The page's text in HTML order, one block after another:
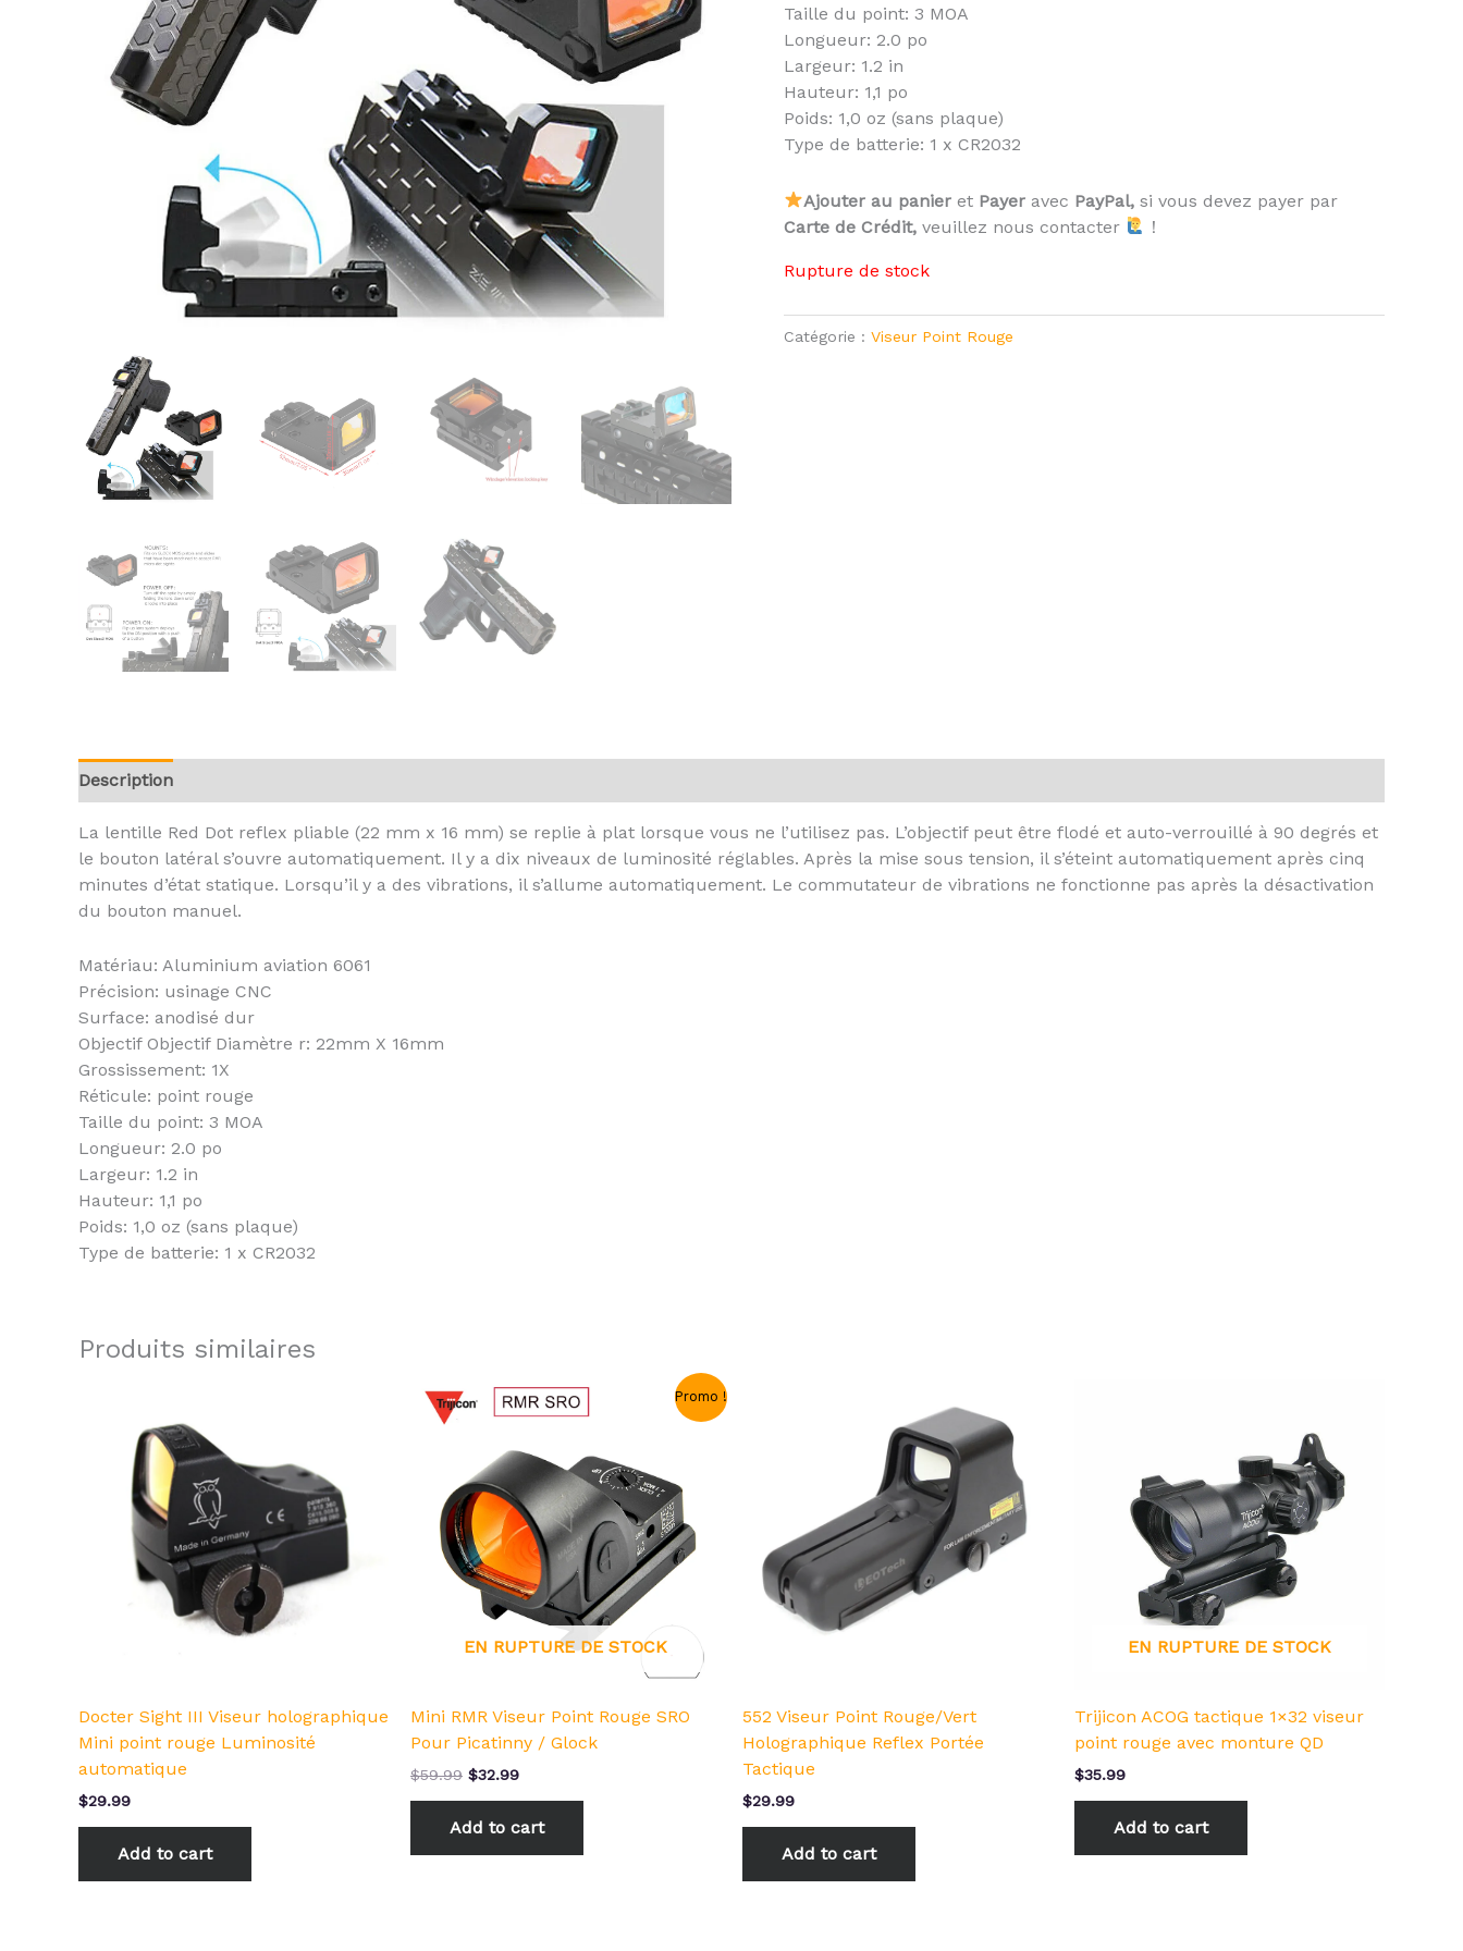
Taille du point: 3 MOA
Longueur: 2.0 po
Largeur: 1.2 in
Hauteur: 1,1 po
Poids: 1,0 oz (sans plaque)
Type de batterie: 1 x CR2032
Ajouter au panier et Payer avec PayPal,si vous devez payer par
Carte de Crédit, veuillez nous contacter ！
Rupture de stock
Catégorie : Viseur Point Rouge
Description
La lentille Red Dot reflex pliable (22 mm x 16 mm) se replie à plat lorsque vous ne l’utilisez pas. L’objectif peut être flodé et auto-verrouillé à 90 degrés et
le bouton latéral s’ouvre automatiquement. Il y a dix niveaux de luminosité réglables. Après la mise sous tension, il s’éteint automatiquement après cinq
minutes d’état statique. Lorsqu’il y a des vibrations, il s’allume automatiquement. Le commutateur de vibrations ne fonctionne pas après la désactivation
du bouton manuel.
Matériau: Aluminium aviation 6061
Précision: usinage CNC
Surface: anodisé dur
Objectif Objectif Diamètre r: 22mm X 16mm
Grossissement: 1X
Réticule: point rouge
Taille du point: 3 MOA
Longueur: 2.0 po
Largeur: 1.2 in
Hauteur: 1,1 po
Poids: 1,0 oz (sans plaque)
Type de batterie: 1 x CR2032
Produits similaires
Docter Sight III Viseur holographique
Mini point rouge Luminosité
automatique
$29.99
Add to cart
Promo !
EN RUPTURE DE STOCK
Mini RMR Viseur Point Rouge SRO
Pour Picatinny / Glock
$59.99
prix
était :
$59.99.
$32.99
Le
prix
est :
$32.99.
Add to cart
552 Viseur Point Rouge/Vert
Holographique Reflex Portée
Tactique
$29.99
Add to cart
EN RUPTURE DE STOCK
Trijicon ACOG tactique 1×32 viseur
point rouge avec monture QD
$35.99
Add to cart